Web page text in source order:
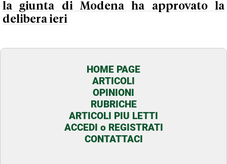
la giunta di Modena ha approvato la
delibera ieri
HOME PAGE
ARTICOLI
OPINIONI
RUBRICHE
ARTICOLI PIU LETTI
ACCEDI o REGISTRATI
CONTATTACI